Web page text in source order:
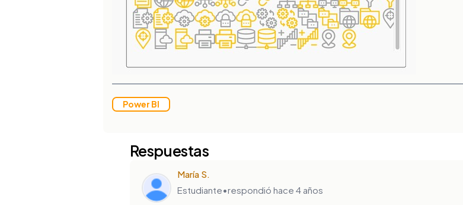
Power BI
Respuestas
María S.
Estudiante•respondió hace 4 años